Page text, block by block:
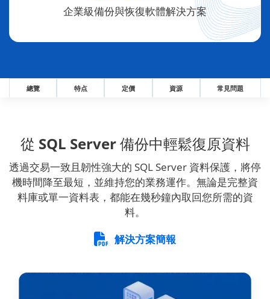
企業級備份與恢復軟體解決方案
總覽 特点 定價 資源 常見問題
從 SQL Server 備份中輕鬆復原資料
透過交易一致且韌性強大的 SQL Server 資料保護，將停
機時間降至最短，並維持您的業務運作。無論是完整資
料庫或單一資料表，都能在幾秒鐘內取回您所需的資
料。
解決方案簡報